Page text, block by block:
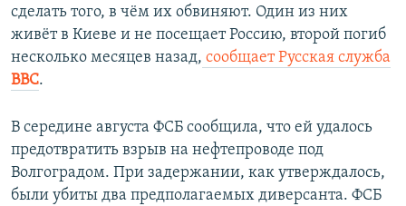
сделать того, в чём их обвиняют. Один из них
живёт в Киеве и не посещает Россию, второй погиб
несколько месяцев назад, сообщает Русская служба
BBC.
В середине августа ФСБ сообщила, что ей удалось
предотвратить взрыв на нефтепроводе под
Волгоградом. При задержании, как утверждалось,
были убиты два предполагаемых диверсанта. ФСБ